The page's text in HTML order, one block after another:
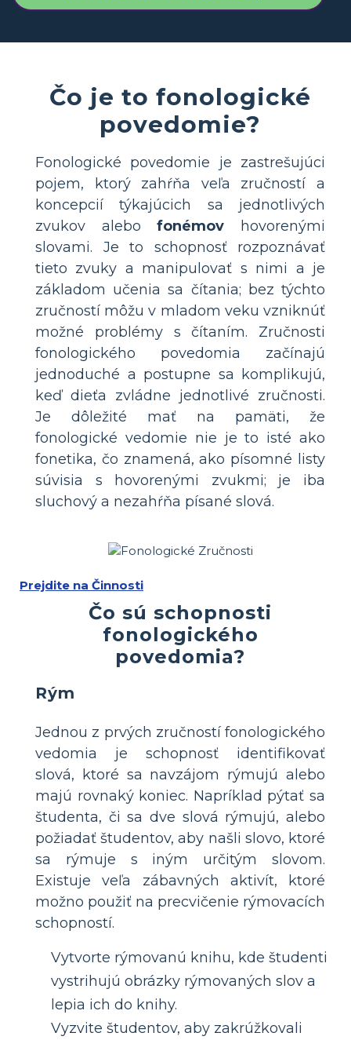
Čo je to fonologické
povedomie?
Fonologické povedomie je zastrešujúci
pojem, ktorý zahŕňa veľa zručností a
koncepcií týkajúcich sa jednotlivých
zvukov alebofonémov hovorenými
slovami. Je to schopnosť rozpoznávať
tieto zvuky a manipulovať s nimi a je
základom učenia sa čítania; bez týchto
zručností môžu v mladom veku vzniknúť
možné problémy s čítaním. Zručnosti
fonologického povedomia začínajú
jednoduché a postupne sa komplikujú,
keď dieťa zvládne jednotlivé zručnosti.
Je dôležité mať na pamäti, že
fonologické vedomie nie je to isté ako
fonetika, čo znamená, ako písomné listy
súvisia s hovorenými zvukmi; je iba
sluchový a nezahŕňa písané slová.
Prejdite na Činnosti
Čo sú schopnosti
fonologického
povedomia?
Rým
Jednou z prvých zručností fonologického
vedomia je schopnosť identifikovať
slová, ktoré sa navzájom rýmujú alebo
majú rovnaký koniec. Napríklad pýtať sa
študenta, či sa dve slová rýmujú, alebo
požiadať študentov, aby našli slovo, ktoré
sa rýmuje s iným určitým slovom.
Existuje veľa zábavných aktivít, ktoré
možno použiť na precvičenie rýmovacích
schopností.
Vytvorte rýmovanú knihu, kde študenti
vystrihujú obrázky rýmovaných slov a
lepia ich do knihy.
Vyzvite študentov, aby zakrúžkovali